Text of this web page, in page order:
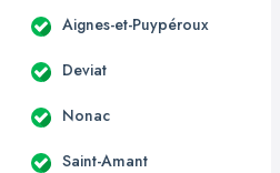
Aignes-et-Puypéroux
Deviat
Nonac
Saint-Amant